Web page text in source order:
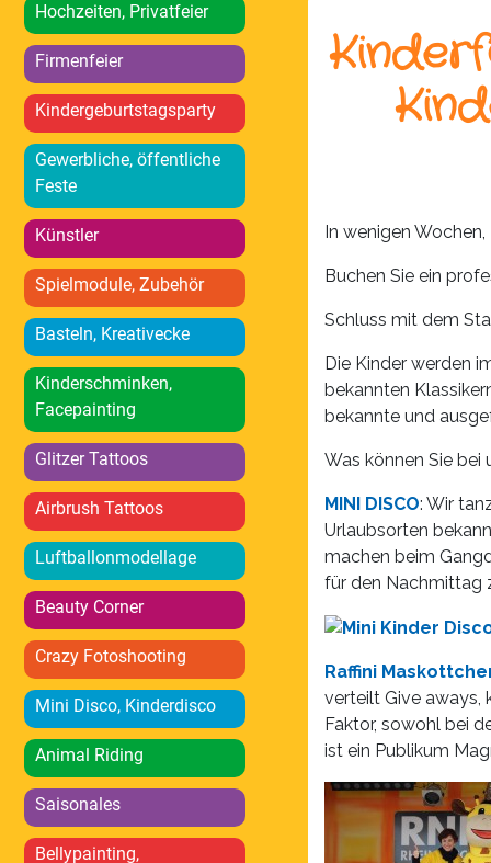
Hochzeiten, Privatfeier
Firmenfeier
Kindergeburtstagsparty
Gewerbliche, öffentliche
Feste
Künstler
Spielmodule, Zubehör
Basteln, Kreativecke
Kinderschminken,
Facepainting
Glitzer Tattoos
Airbrush Tattoos
Luftballonmodellage
Beauty Corner
Crazy Fotoshooting
Mini Disco, Kinderdisco
Animal Riding
Saisonales
Bellypainting,
In wenigen
Buchen Sie ein
Schluss mit dem
Die Kinder werden
bekannten
bekannte und
Was können Sie bei
MINI DISCO: Wir
Urlaubsorten
machen beim
für den Nachmittag
Raffini
verteilt Give aways,
Faktor, sowohl bei
ist ein Publikum